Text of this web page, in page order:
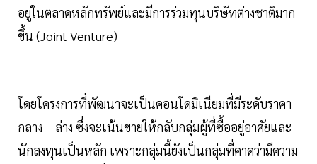
อยู่ในตลาดหลักทรัพย์และมีการร่วมทุนบริษัทต่างชาติมาก
ขึ้น (Joint Venture)
โดยโครงการที่พัฒนาจะเป็นคอนโดมิเนียมที่มีระดับราคา
กลาง – ล่าง ซึ่งจะเน้นขายให้กลับกลุ่มผู้ที่ซื้ออยู่อาศัยและ
นักลงทุนเป็นหลัก เพราะกลุ่มนี้ยังเป็นกลุ่มที่คาดว่ามีความ